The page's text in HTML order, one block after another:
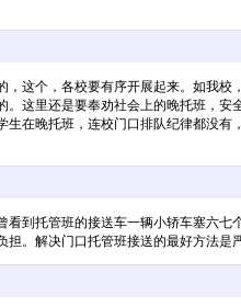
这个，各校要有序开展起来。如我
这里还是要奉劝社会上的晚托班，安
在晚托班，连校门口排队纪律都没
到托管班的接送车一辆小轿车塞六
。解决门口托管班接送的最好方法